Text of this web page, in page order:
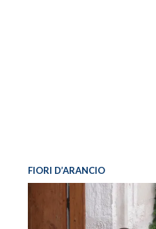
FIORI D’ARANCIO